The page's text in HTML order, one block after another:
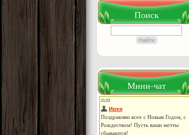
Поиск
Мини-чат